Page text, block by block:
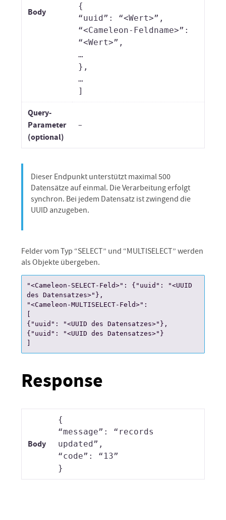
Body
{
“uuid”: “<Wert>”,
“<Cameleon-Feldname>”:
“<Wert>”,
…
},
…
]
Query-
Parameter
(optional)
–
Dieser Endpunkt unterstützt maximal 500
Datensätze auf einmal. Die Verarbeitung erfolgt
synchron. Bei jedem Datensatz ist zwingend die
UUID anzugeben.
Felder vom Typ “SELECT” und “MULTISELECT” werden
als Objekte übergeben.
"<Cameleon-SELECT-Feld>": { "uuid": "<UUID
des Datensatzes>"} ,
"<Cameleon-MULTISELECT-Feld>":
[
{" uuid": "<UUID des Datensatzes>"},
{"uuid": "<UUID des Datensatzes>"}
]
Response
Body
{
“message”: “records
updated”,
“code”: “13”
}